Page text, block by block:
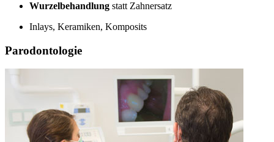
Wurzelbehandlung statt Zahnersatz
Inlays, Keramiken, Komposits
Parodontologie